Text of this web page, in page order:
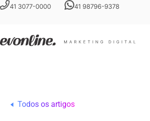
41 3077-0000 41 98796-9378
Todos os artigos